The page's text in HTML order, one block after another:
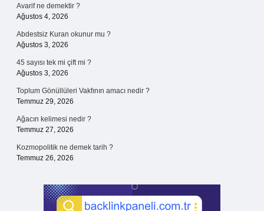
Avarif ne demektir ?
Ağustos 4, 2026
Abdestsiz Kuran okunur mu ?
Ağustos 3, 2026
45 sayısı tek mi çift mi ?
Ağustos 3, 2026
Toplum Gönüllüleri Vakfının amacı nedir ?
Temmuz 29, 2026
Ağacın kelimesi nedir ?
Temmuz 27, 2026
Kozmopolitik ne demek tarih ?
Temmuz 26, 2026